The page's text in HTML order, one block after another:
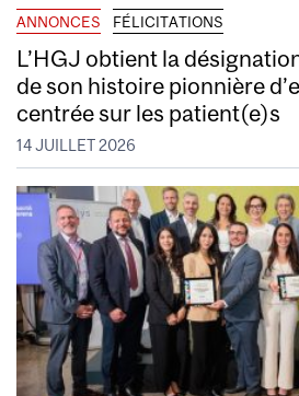
ANNONCES FÉLICITATIONS
L’HGJ obtient la
de son histoire pionnière
centrée sur les patient(e)s
14 JUILLET 2026